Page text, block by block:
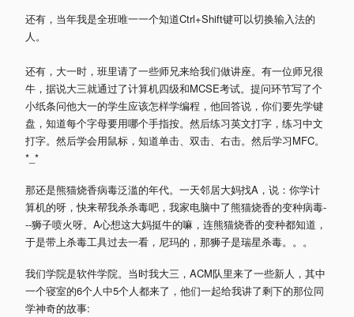
还有，当年我是全班唯一一个知道Ctrl+Shift键可以切换输入法的
人。
还有，大一时，班里请了一些师兄来给我们做讲座。有一位师兄很
牛，据说大三就通过了计算机四级和MCSE考试。提问环节写了个
小纸条问他大一的学生应该怎样学编程，他回答说，你们要先学键
盘，知道每个字母要用哪个手指按。然后练习英文打字，练习中文
打字。然后学会用鼠标，知道单击、双击、右击。然后学习MFC。
*_*
那还是熊猫烧香病毒泛滥的年代。一天邻居大妈找A，说：你学计
算机的呀，快来帮我杀杀毒吧，我家电脑中了熊猫烧香的变种病毒-
--狮子喷火呀。A心想这大妈挺牛的嘛，连熊猫烧香的变种都知道，
于是带上杀毒工具过去一看，尼玛的，那狮子是瑞星杀毒。。。
我们学院是软件学院。当时我大三，ACM队里来了一些新人，其中
一个寝室的6个人中5个人都来了，他们一起给我讲了剩下的那位同
学神奇的故事: